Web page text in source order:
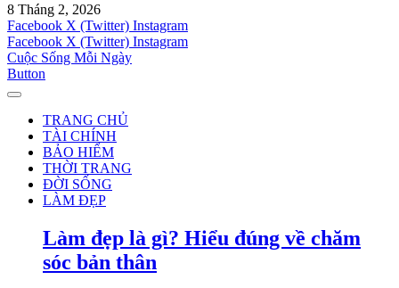
8 Tháng 2, 2026
Facebook X (Twitter) Instagram
Facebook X (Twitter) Instagram
Cuộc Sống Mỗi Ngày
Button
TRANG CHỦ
TÀI CHÍNH
BẢO HIỂM
THỜI TRANG
ĐỜI SỐNG
LÀM ĐẸP
Làm đẹp là gì? Hiểu đúng về chăm
sóc bản thân